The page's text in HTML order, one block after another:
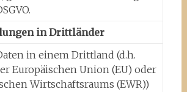
in Drittländer
in einem Drittland (d.h.
Europäischen Union (EU) oder
Wirtschaftsraums (EWR))